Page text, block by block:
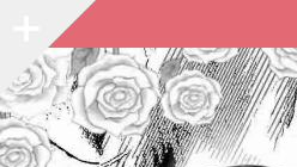
Sidebar